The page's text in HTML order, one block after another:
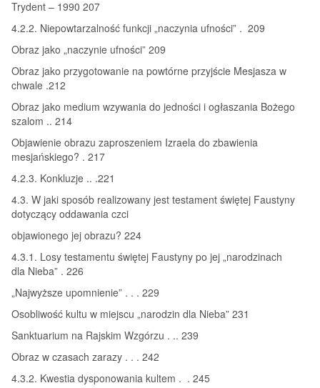
Trydent – 1990 207
4.2.2. Niepowtarzalność funkcji „naczynia ufności” . 209
Obraz jako „naczynie ufności” 209
Obraz jako przygotowanie na powtórne przyjście Mesjasza w
chwale .212
Obraz jako medium wzywania do jedności i ogłaszania Bożego
szalom .. 214
Objawienie obrazu zaproszeniem Izraela do zbawienia
mesjańskiego? . 217
4.2.3. Konkluzje .. .221
4.3. W jaki sposób realizowany jest testament świętej Faustyny
dotyczący oddawania czci
objawionego jej obrazu? 224
4.3.1. Losy testamentu świętej Faustyny po jej „narodzinach
dla Nieba” . 226
„Najwyższe upomnienie” . . . 229
Osobliwość kultu w miejscu „narodzin dla Nieba” 231
Sanktuarium na Rajskim Wzgórzu . .. 239
Obraz w czasach zarazy . . . 242
4.3.2. Kwestia dysponowania kultem . . 245